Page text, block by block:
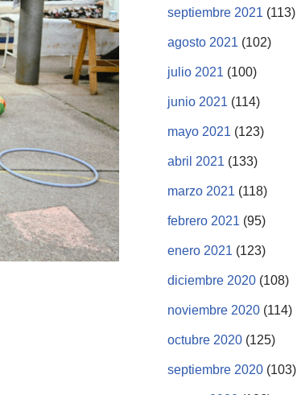
septiembre 2021 (113)
agosto 2021 (102)
julio 2021 (100)
junio 2021 (114)
mayo 2021 (123)
abril 2021 (133)
marzo 2021 (118)
febrero 2021 (95)
enero 2021 (123)
diciembre 2020 (108)
noviembre 2020 (114)
octubre 2020 (125)
septiembre 2020 (103)